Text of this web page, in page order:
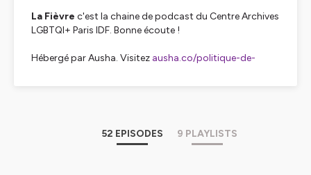
La Fièvre c'est la chaine de podcast du Centre Archives
LGBTQI+ Paris IDF. Bonne écoute !
Hébergé par Ausha. Visitez ausha.co/politique-de-
52 EPISODES 9 PLAYLISTS